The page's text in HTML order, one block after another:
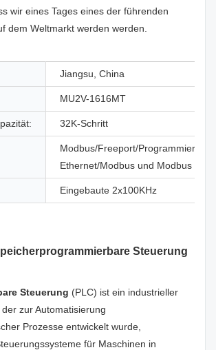
wir eines Tages eines der führenden
dem Weltmarkt werden werden.
Jiangsu, China
MU2V-1616MT
32K-Schritt
Modbus/Freeport/Programmierport;
Ethernet/Modbus und Modbus TCP
Eingebaute 2x100KHz
Steuerung
Steuerung (PLC) ist ein industrieller
zur Automatisierung
Prozesse entwickelt wurde,
für Maschinen in